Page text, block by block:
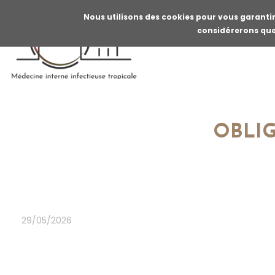
Nous utilisons des cookies pour vous
considérerons
d'Ariane
29/05/2026